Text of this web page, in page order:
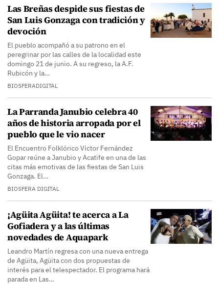
Las Breñas despide sus fiestas de
San Luis Gonzaga con tradición y
devoción
El pueblo acompañó a su patrono en el
peregrinar por las calles de la localidad este
domingo 21 de junio. A su regreso, la A.F.
Rubicón y la…
BIOSFERADIGITAL
La Parranda Janubio celebra 40
años de historia arropada por el
pueblo que le vio nacer
El Encuentro Folklórico Víctor Fernández
Gopar reúne a Janubio y Acatife en una de las
citas más emotivas de las fiestas de San Luis
Gonzaga. El…
BIOSFERA DIGITAL
¡Agüita Agüita! te acerca a La
Gofiadera y a las últimas
novedades de Aquapark
Leandro Martín regresa con una nueva entrega
de Agüita, Agüita con dos propuestas de
interés para el telespectador. El programa hará
parada en Las…